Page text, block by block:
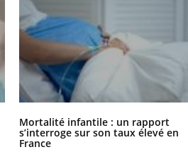
Mortalité infantile : un rapport
s’interroge sur son taux élevé en
France